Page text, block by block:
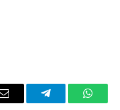
Email Telegram